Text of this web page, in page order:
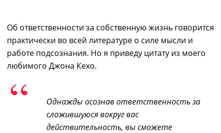
Об ответственности за собственную жизнь говорится
практически во всей литературе о силе мысли и
работе подсознания. Но я приведу цитату из моего
любимого Джона Кехо.
Однажды осознав ответственность за
сложившуюся вокруг вас
действительность, вы сможете